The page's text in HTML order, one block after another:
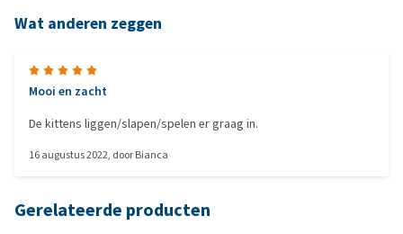
Wat anderen zeggen
Mooi en zacht
De kittens liggen/slapen/spelen er graag in.
16 augustus 2022, doorBianca
Gerelateerde producten